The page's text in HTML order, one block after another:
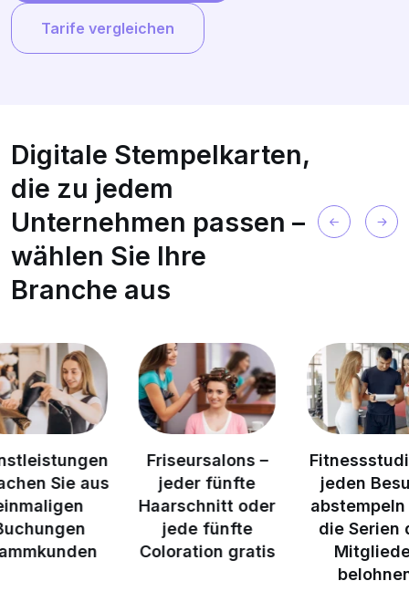
Tarife vergleichen
Digitale Stempelkarten,
die zu jedem
Unternehmen passen –
wählen Sie Ihre
Branche aus
Friseursalons –
jeder fünfte
Haarschnitt oder
jede fünfte
Coloration gratis
Fitnessstudios –
jeden Besuch
abstempeln und
die Serien der
Mitglieder